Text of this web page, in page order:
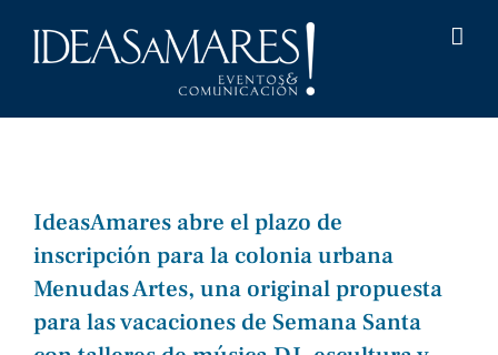
IdeasAmares abre el plazo de
inscripción para la colonia urbana
Menudas Artes, una original propuesta
para las vacaciones de Semana Santa